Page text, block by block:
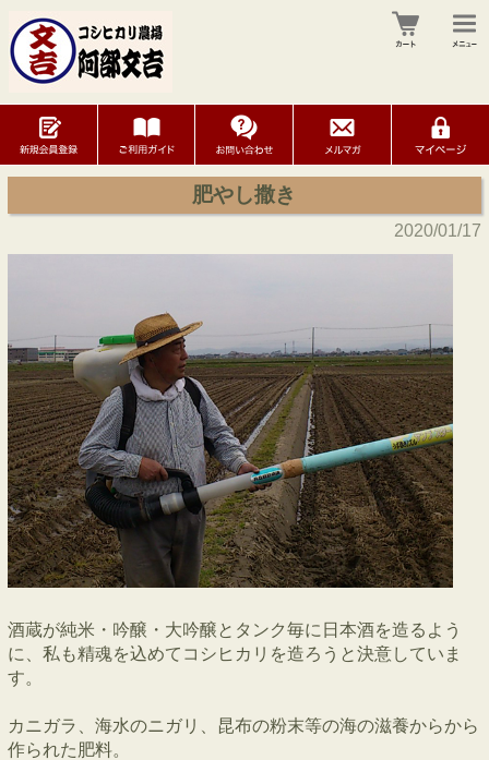
肥やし撒き
2020/01/17
酒蔵が純米・吟醸・大吟醸とタンク毎に日本酒を造るよう
に、私も精魂を込めてコシヒカリを造ろうと決意していま
す。
カニガラ、海水のニガリ、昆布の粉末等の海の滋養からから
作られた肥料。